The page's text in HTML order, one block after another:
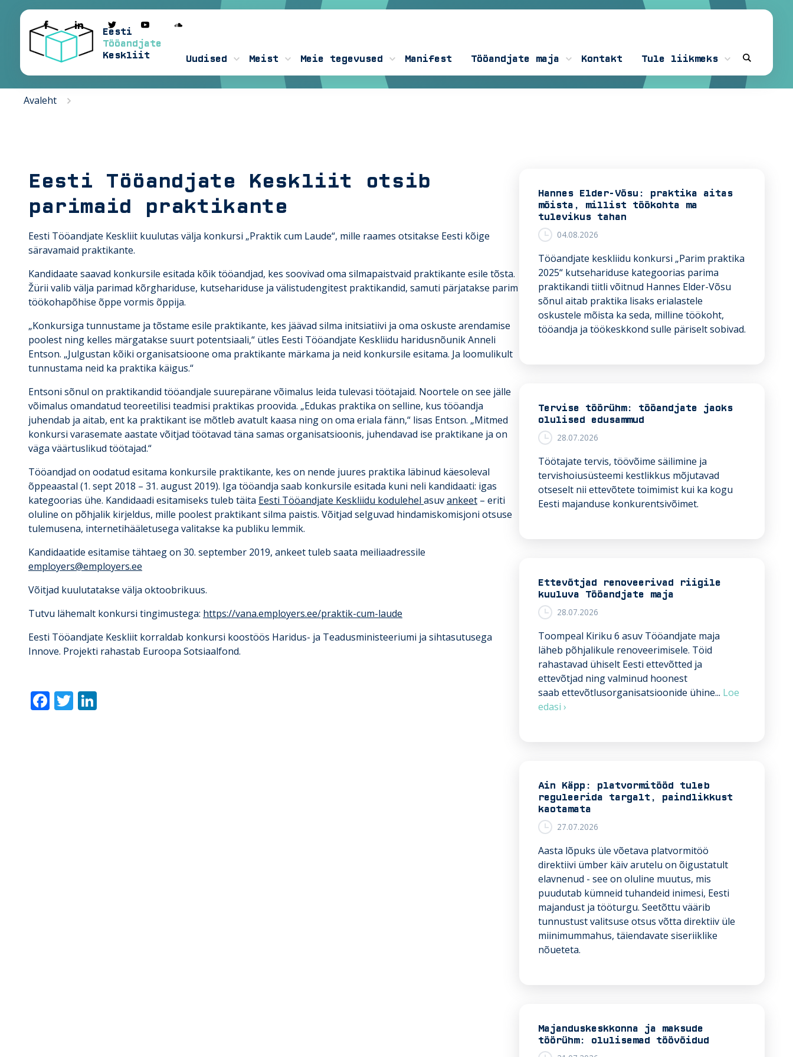
Eesti
Tööandjate
Keskliit
Uudised Meist Meie tegevused Manifest Tööandjate maja Kontakt Tule liikmeks
Avaleht
Eesti Tööandjate Keskliit otsib
parimaid praktikante
Eesti Tööandjate Keskliit kuulutas välja konkursi „Praktik cum Laude“, mille raames otsitakse Eesti kõige
säravamaid praktikante.
Kandidaate saavad konkursile esitada kõik tööandjad, kes soovivad oma silmapaistvaid praktikante esile tõsta.
Žürii valib välja parimad kõrghariduse, kutsehariduse ja välistudengitest praktikandid, samuti pärjatakse parim
töökohapõhise õppe vormis õppija.
„Konkursiga tunnustame ja tõstame esile praktikante, kes jäävad silma initsiatiivi ja oma oskuste arendamise
poolest ning kelles märgatakse suurt potentsiaali,“ ütles Eesti Tööandjate Keskliidu haridusnõunik Anneli
Entson. „Julgustan kõiki organisatsioone oma praktikante märkama ja neid konkursile esitama. Ja loomulikult
tunnustama neid ka praktika käigus.“
Entsoni sõnul on praktikandid tööandjale suurepärane võimalus leida tulevasi töötajaid. Noortele on see jälle
võimalus omandatud teoreetilisi teadmisi praktikas proovida. „Edukas praktika on selline, kus tööandja
juhendab ja aitab, ent ka praktikant ise mõtleb avatult kaasa ning on oma eriala fänn,“ lisas Entson. „Mitmed
konkursi varasemate aastate võitjad töötavad täna samas organisatsioonis, juhendavad ise praktikane ja on
väga väärtuslikud töötajad.“
Tööandjad on oodatud esitama konkursile praktikante, kes on nende juures praktika läbinud käesoleval
õppeaastal (1. sept 2018 – 31. august 2019). Iga tööandja saab konkursile esitada kuni neli kandidaati: igas
kategoorias ühe. Kandidaadi esitamiseks tuleb täita Eesti Tööandjate Keskliidu kodulehel asuvankeet – eriti
oluline on põhjalik kirjeldus, mille poolest praktikant silma paistis. Võitjad selguvad hindamiskomisjoni otsuse
tulemusena, internetihääletusega valitakse ka publiku lemmik.
Kandidaatide esitamise tähtaeg on 30. september 2019, ankeet tuleb saata meiliaadressile
employers@employers.ee
Võitjad kuulutatakse välja oktoobrikuus.
Tutvu lähemalt konkursi tingimustega: https://vana.employers.ee/praktik-cum-laude
Eesti Tööandjate Keskliit korraldab konkursi koostöös Haridus- ja Teadusministeeriumi ja sihtasutusega
Innove. Projekti rahastab Euroopa Sotsiaalfond.
F T
Hannes Elder-Võsu: praktika aitas
mõista, millist töökohta ma
tulevikus tahan
04.08.2026
Tööandjate keskliidu konkursi „Parim praktika
2025“ kutsehariduse kategoorias parima
praktikandi tiitli võitnud Hannes Elder-Võsu
sõnul aitab praktika lisaks erialastele
oskustele mõista ka seda, milline töökoht,
tööandja ja töökeskkond sulle päriselt sobivad.
Tervise töörühm: tööandjate jaoks
olulised edusammud
28.07.2026
Töötajate tervis, töövõime säilimine ja
tervishoiusüsteemi kestlikkus mõjutavad
otseselt nii ettevõtete toimimist kui ka kogu
Eesti majanduse konkurentsivõimet.
Ettevõtjad renoveerivad riigile
kuuluva Tööandjate maja
28.07.2026
Toompeal Kiriku 6 asuv Tööandjate maja
läheb põhjalikule renoveerimisele. Töid
rahastavad ühiselt Eesti ettevõtted ja
ettevõtjad ning valminud hoonest
saab ettevõtlusorganisatsioonide ühine... Loe
edasi ›
t
j
d
r
e
n
o
v
e
e
r
r
i
Ain Käpp: platvormitööd tuleb
reguleerida targalt, paindlikkust
kaotamata
27.07.2026
Aasta lõpuks üle võetava platvormitöö
direktiivi ümber käiv arutelu on õigustatult
elavnenud - see on oluline muutus, mis
puudutab kümneid tuhandeid inimesi, Eesti
majandust ja tööturgu. Seetõttu väärib
tunnustust valitsuse otsus võtta direktiiv üle
miinimummahus, täiendavate siseriiklike
nõueteta.
Majanduskeskkonna ja maksude
töörühm: olulisemad töövõidud